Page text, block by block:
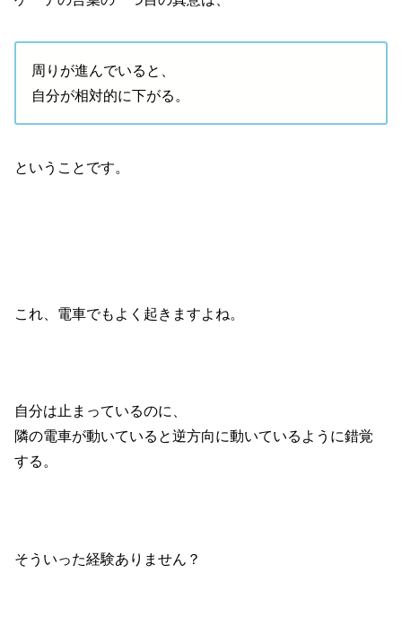
周りが進んでいると、
自分が相対的に下がる。
ということです。
これ、電車でもよく起きますよね。
自分は止まっているのに、
隣の電車が動いていると逆方向に動いているように錯覚
する。
そういった経験ありません？